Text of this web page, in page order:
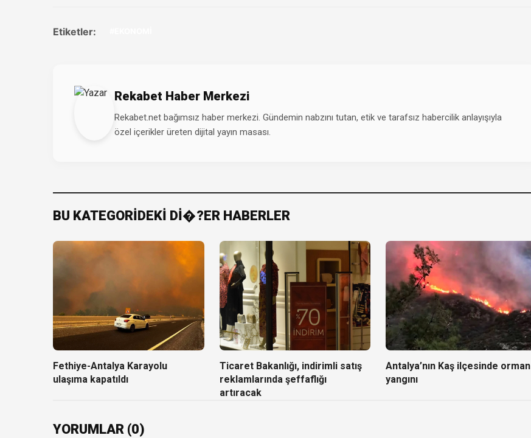
Etiketler:
Rekabet Haber Merkezi
Rekabet.net bağımsız haber merkezi. Gündemin nabzını tutan, etik ve tarafsız habercilik anlayışıyla
özel içerikler üreten dijital yayın masası.
BU KATEGORİDEKİ Dİ�?ER HABERLER
Fethiye-Antalya Karayolu
ulaşıma kapatıldı
Ticaret Bakanlığı, indirimli satış
reklamlarında şeffaflığı
artıracak
Antalya’nın Kaş ilçesinde orman
yangını
YORUMLAR (0)